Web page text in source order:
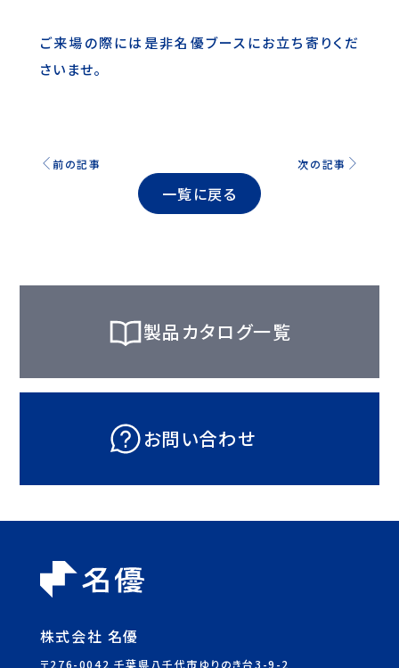
ご来場の際には是非名優ブースにお立ち寄りくだ
さいませ。
前の記事
一覧に戻る
次の記事
製品カタログ一覧
お問い合わせ
株式会社 名優
〒276-0042 千葉県八千代市ゆりのき台3-9-2